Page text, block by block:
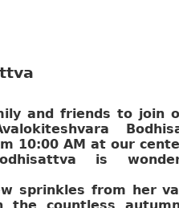
and friends to join
10:00 AM at our
is
sprinkles from her